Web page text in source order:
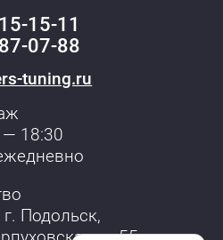
15-11
07-88
tuning.ru
— 18:30
г. Подольск,